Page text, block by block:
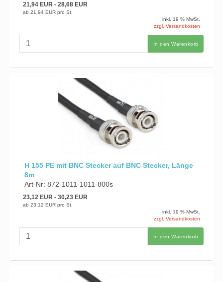
21,94 EUR- 28,68 EUR
ab 21,94 EUR pro St.
inkl. 19 % MwSt.
zzgl. Versandkosten
In den Warenkorb
H 155 PE mit BNC Stecker auf BNC Stecker, Länge
8m
Art-Nr: 872-1011-1011-800s
23,12 EUR- 30,23 EUR
ab 23,12 EUR pro St.
inkl. 19 % MwSt.
zzgl. Versandkosten
In den Warenkorb